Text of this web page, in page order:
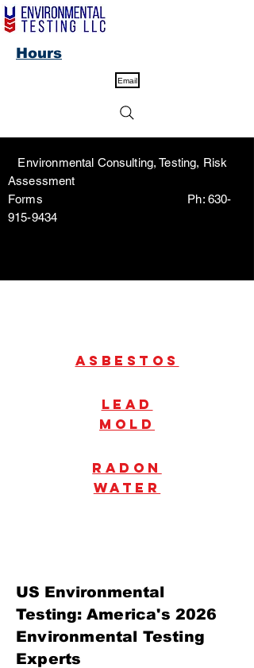
Email
Environmental Consulting, Testing, Risk
Assessment
Forms Ph: 630-
915-9434
Hours
Asbestos
Lead
mold
radon
water
US Environmental
Testing: America's 2026
Environmental Testing
Experts